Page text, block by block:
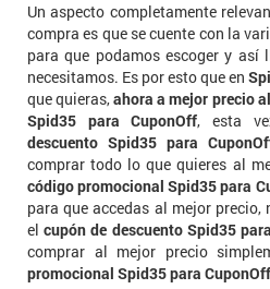
Un aspecto completamente
compra es que se cuente con la
para que podamos escoger y así
necesitamos. Es por esto que en
que quieras,ahora a mejor precio
Spid35 para CuponOff, esta
descuento Spid35 para
comprar todo lo que quieres al
código promocional Spid35 para
para que accedas al mejor precio,
elcupón de descuento Spid35
comprar al mejor precio
promocional Spid35 para CuponOff